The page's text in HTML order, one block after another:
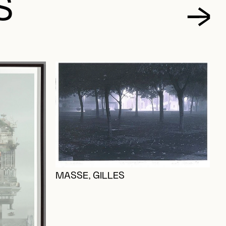
MASSE, GILLES